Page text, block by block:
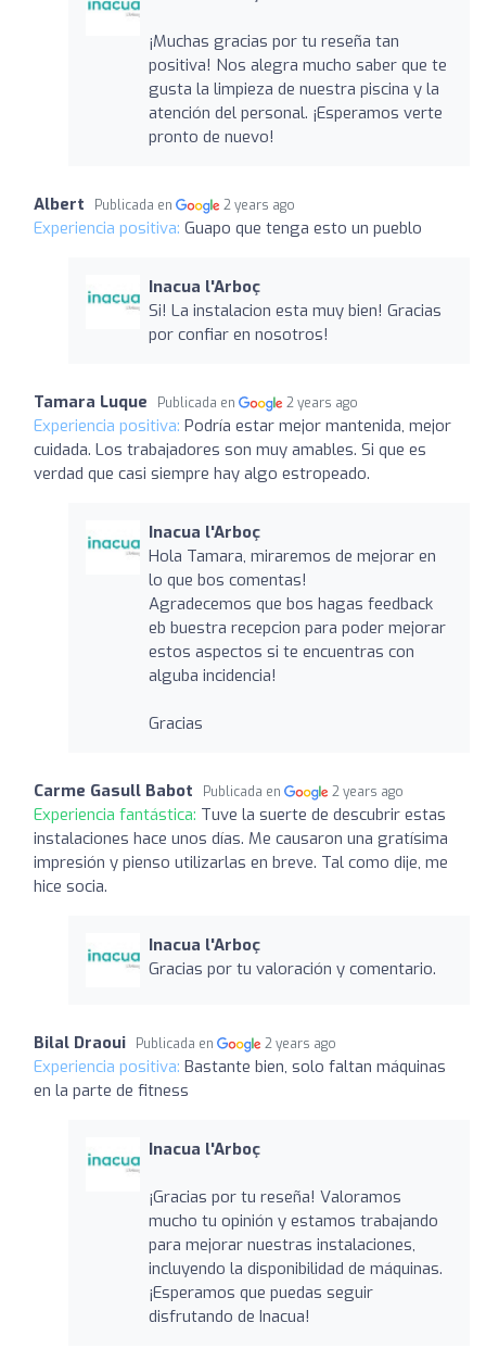
¡Muchas gracias por tu reseña tan
positiva! Nos alegra mucho saber que te
gusta la limpieza de nuestra piscina y la
atención del personal. ¡Esperamos verte
pronto de nuevo!
Albert Publicada en 2 years ago
Experiencia positiva: Guapo que tenga esto un pueblo
Inacua l'Arboç
Si! La instalacion esta muy bien! Gracias
por confiar en nosotros!
Tamara Luque Publicada en 2 years ago
Experiencia positiva: Podría estar mejor mantenida, mejor
cuidada. Los trabajadores son muy amables. Si que es
verdad que casi siempre hay algo estropeado.
Inacua l'Arboç
Hola Tamara, miraremos de mejorar en
lo que bos comentas!
Agradecemos que bos hagas feedback
eb buestra recepcion para poder mejorar
estos aspectos si te encuentras con
alguba incidencia!
Gracias
Carme Gasull Babot Publicada en 2 years ago
Experiencia fantástica: Tuve la suerte de descubrir estas
instalaciones hace unos días. Me causaron una gratísima
impresión y pienso utilizarlas en breve. Tal como dije, me
hice socia.
Inacua l'Arboç
Gracias por tu valoración y comentario.
Bilal Draoui Publicada en 2 years ago
Experiencia positiva: Bastante bien, solo faltan máquinas
en la parte de fitness
Inacua l'Arboç
¡Gracias por tu reseña! Valoramos
mucho tu opinión y estamos trabajando
para mejorar nuestras instalaciones,
incluyendo la disponibilidad de máquinas.
¡Esperamos que puedas seguir
disfrutando de Inacua!